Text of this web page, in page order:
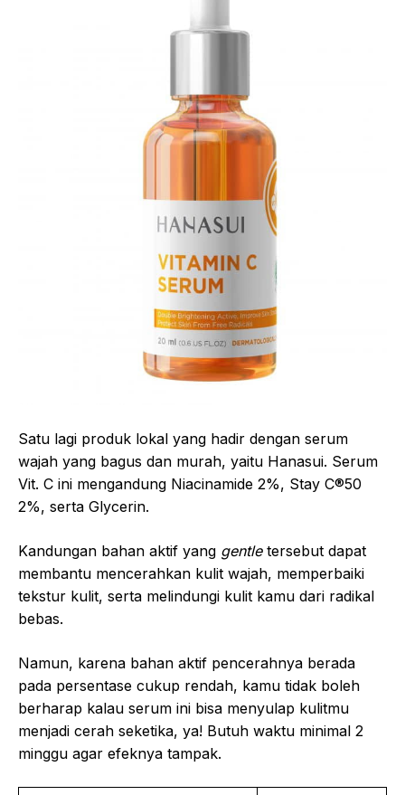
Satu lagi produk lokal yang hadir dengan serum
wajah yang bagus dan murah, yaitu Hanasui. Serum
Vit. C ini mengandung Niacinamide 2%, Stay C®50
2%, serta Glycerin.
Kandungan bahan aktif yang gentle tersebut dapat
membantu mencerahkan kulit wajah, memperbaiki
tekstur kulit, serta melindungi kulit kamu dari radikal
bebas.
Namun, karena bahan aktif pencerahnya berada
pada persentase cukup rendah, kamu tidak boleh
berharap kalau serum ini bisa menyulap kulitmu
menjadi cerah seketika, ya! Butuh waktu minimal 2
minggu agar efeknya tampak.